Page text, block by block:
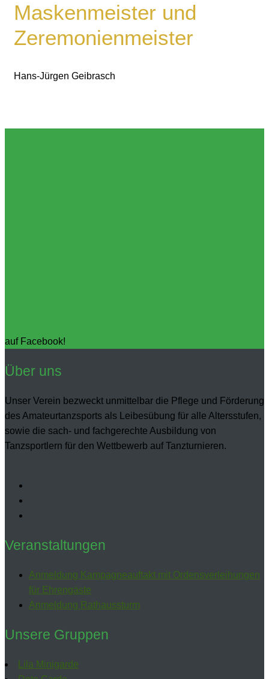
Maskenmeister und
Zeremonienmeister
Hans‐Jürgen Geibrasch
auf Facebook!
Über uns
Unser Verein bezweckt unmittelbar die Pflege und Förderung
des Amateurtanzsports als Leibesübung für alle Altersstufen,
sowie die sach- und fachgerechte Ausbildung von
Tanzsportlern für den Wettbewerb auf Tanzturnieren.
Veranstaltungen
Anmeldung Kampagneauftakt mit Ordensverleihungen
für Ehrengäste
Anmeldung Rathaussturm
Unsere Gruppen
Lila Minigarde